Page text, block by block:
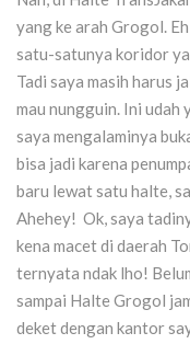
yang ke arah Grogol.
satu-satunya koridor
Tadi saya masih harus
mau nungguin. Ini udah
saya mengalaminya
bisa jadi karena
baru lewat satu halte,
Ahehey! Ok, saya
kena macet di daerah
ternyata ndak lho!
sampai Halte Grogol
deket dengan kantor